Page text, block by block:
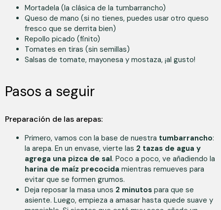
Mortadela (la clásica de la tumbarrancho)
Queso de mano (si no tienes, puedes usar otro queso
fresco que se derrita bien)
Repollo picado (finito)
Tomates en tiras (sin semillas)
Salsas de tomate, mayonesa y mostaza, ¡al gusto!
Pasos a seguir
Preparación de las arepas:
Primero, vamos con la base de nuestra tumbarrancho:
la arepa. En un envase, vierte las 2 tazas de agua y
agrega una pizca de sal. Poco a poco, ve añadiendo la
harina de maíz precocida mientras remueves para
evitar que se formen grumos.
Deja reposar la masa unos 2 minutos para que se
asiente. Luego, empieza a amasar hasta quede suave y